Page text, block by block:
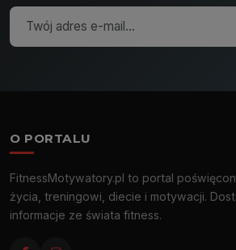
O PORTALU
FitnessMotywatory.pl to portal
życia, treningowi, diecie i motywacji.
informacje ze świata fitness.